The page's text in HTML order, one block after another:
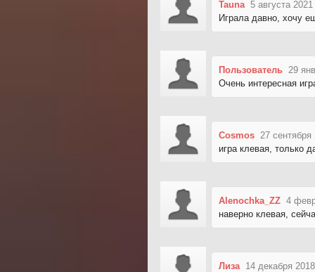
Tauna 5 августа
Играла давно, хочу
Пользователь 29
Очень интересная
Cosmos 27
игра клевая, только
Alenochka_ZZ 4
наверно клевая,
Лиза 14 декабря